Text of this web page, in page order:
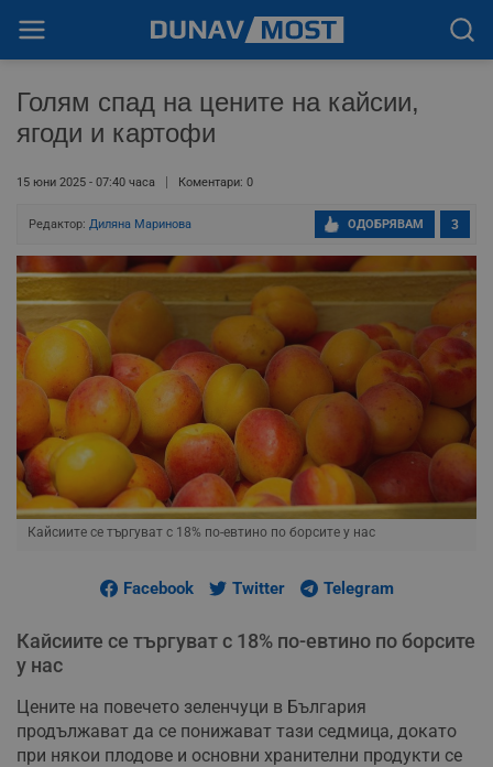
Голям спад на цените на кайсии,
ягоди и картофи
15 юни 2025 - 07:40 часа Коментари: 0
Редактор: Диляна Маринова 3
ОДОБРЯВАМ
Кайсиите се търгуват с 18% по-евтино по борсите у нас
Facebook Twitter Telegram
Кайсиите се търгуват с 18% по-евтино по борсите
у нас
Цените на повечето зеленчуци в България
продължават да се понижават тази седмица, докато
при някои плодове и основни хранителни продукти се